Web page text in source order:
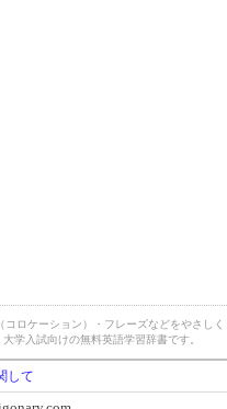
ロケーション）・フレーズなどをやさしく
学入試向けの無料英語学習辞書です。
して